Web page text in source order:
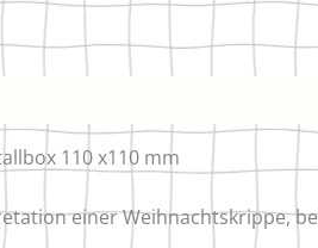
110 x110 mm
einer Weihnachtskrippe,